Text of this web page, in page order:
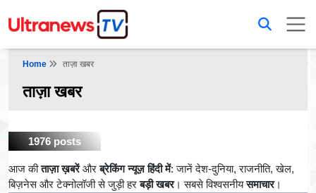
Home ताज़ा खबर
ताज़ा खबर
1976 posts
आज कीताज़ा ख़बरेंऔरब्रेकिंग न्यूज़ हिंदी में: जानें देश-दुनिया, राजनीति, खेल,
बिज़नेस और टेक्नोलॉजी से जुड़ी हरबड़ी खबर। सबसे विश्वसनीयसमाचार।